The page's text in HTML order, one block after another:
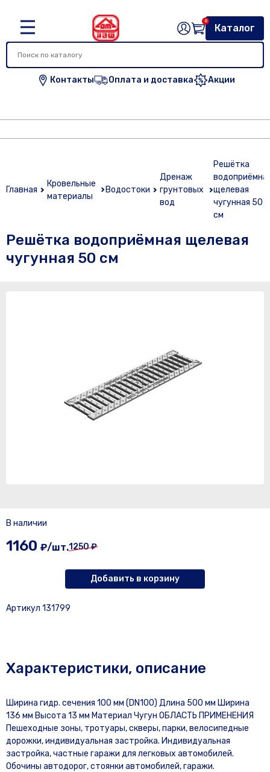
Контакты Оплата и доставка Акции
Каталог
0
Главная
Кровельные
материалы
Водостоки
Дренаж
грунтовых
вод
Решётка
щелевая
чугунная 50
см
Решётка водоприёмная щелевая
чугунная 50 см
В наличии
1160 ₽/шт.1250 ₽
Добавить в корзину
Артикул 131799
Характеристики, описание
Ширина гидр. сечения 100 мм (DN100) Длина 500 мм Ширина
136 мм Высота 13 мм Материал Чугун ОБЛАСТЬ ПРИМЕНЕНИЯ
Пешеходные зоны, тротуары, скверы, парки, велосипедные
дорожки, индивидуальная застройка. Индивидуальная
застройка, частные гаражи для легковых автомобилей.
Обочины автодорог, стоянки автомобилей, гаражи.